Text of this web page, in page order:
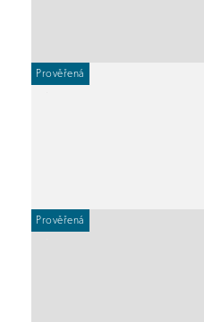
Prověřená
Prověřená